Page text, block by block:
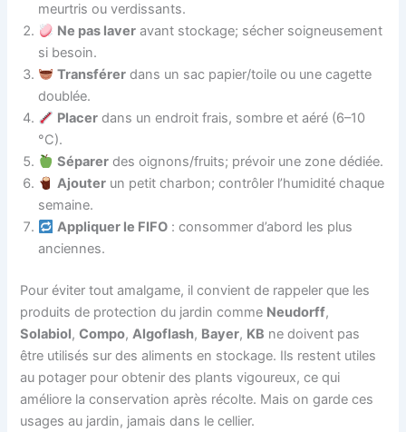
meurtris ou verdissants.
Ne pas laver avant stockage; sécher soigneusement
si besoin.
Transférer dans un sac papier/toile ou une cagette
doublée.
Placer dans un endroit frais, sombre et aéré (6–10
°C).
Séparer des oignons/fruits; prévoir une zone dédiée.
Ajouter un petit charbon; contrôler l’humidité chaque
semaine.
Appliquer le FIFO : consommer d’abord les plus
anciennes.
Pour éviter tout amalgame, il convient de rappeler que les
produits de protection du jardin comme Neudorff,
Solabiol,Compo,Algoflash, Bayer, KB ne doivent pas
être utilisés sur des aliments en stockage. Ils restent utiles
au potager pour obtenir des plants vigoureux, ce qui
améliore la conservation après récolte. Mais on garde ces
usages au jardin, jamais dans le cellier.